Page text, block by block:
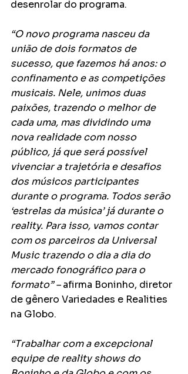
desenrolar do programa.
“O novo programa nasceu da
união de dois formatos de
sucesso, que fazemos há anos: o
confinamento e as competições
musicais. Nele, unimos duas
paixões, trazendo o melhor de
cada uma, mas dividindo uma
nova realidade com nosso
público, já que será possível
vivenciar a trajetória e desafios
dos músicos participantes
durante o programa. Todos serão
‘estrelas da música’ já durante o
reality. Para isso, vamos contar
com os parceiros da Universal
Music trazendo o dia a dia do
mercado fonográfico para o
formato” – afirma Boninho, diretor
de gênero Variedades e Realities
na Globo.
“Trabalhar com a excepcional
equipe de reality shows do